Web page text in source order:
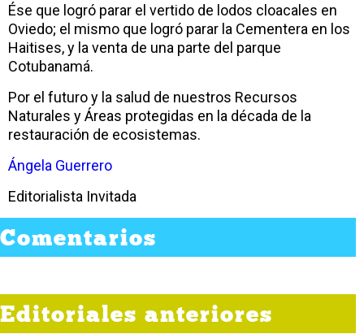
Ése que logró parar el vertido de lodos cloacales en
Oviedo; el mismo que logró parar la Cementera en los
Haitises, y la venta de una parte del parque
Cotubanamá.
Por el futuro y la salud de nuestros Recursos
Naturales y Áreas protegidas en la década de la
restauración de ecosistemas.
Ángela Guerrero
Editorialista Invitada
Comentarios
Editoriales anteriores